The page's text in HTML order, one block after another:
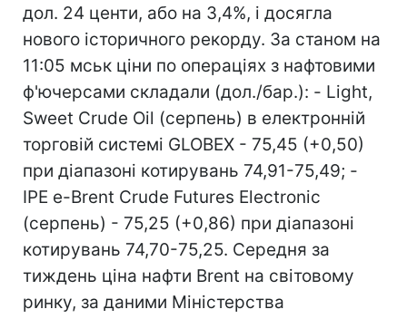
дол. 24 центи, або на 3,4%, і досягла
нового історичного рекорду. За станом на
11:05 мськ ціни по операціях з нафтовими
ф'ючерсами складали (дол./бар.): - Light,
Sweet Crude Oil (серпень) в електронній
торговій системі GLOBEX - 75,45 (+0,50)
при діапазоні котирувань 74,91-75,49; -
IPE e-Brent Crude Futures Electronic
(серпень) - 75,25 (+0,86) при діапазоні
котирувань 74,70-75,25. Середня за
тиждень ціна нафти Brent на світовому
ринку, за даними Міністерства